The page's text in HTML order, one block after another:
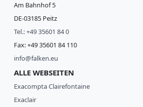
Am Bahnhof 5
DE-03185 Peitz
Tel.: +49 35601 84 0
Fax: +49 35601 84 110
info@falken.eu
ALLE WEBSEITEN
Exacompta Clairefontaine
Exaclair